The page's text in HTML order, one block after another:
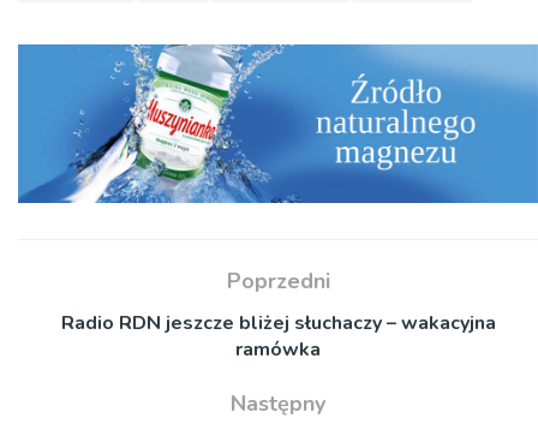
Poprzedni
Radio RDN jeszcze bliżej słuchaczy – wakacyjna
ramówka
Następny